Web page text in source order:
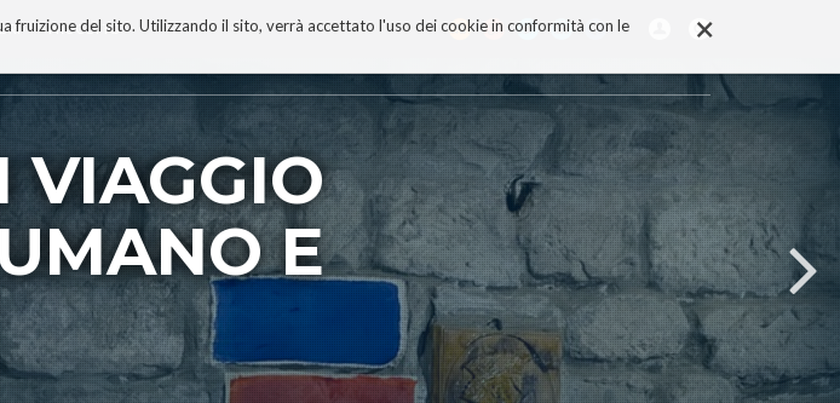
×
fruizione del sito. Utilizzando il sito, verrà accettato l'uso dei cookie in conformità con le
PROGETTO
VIAGGIO
E